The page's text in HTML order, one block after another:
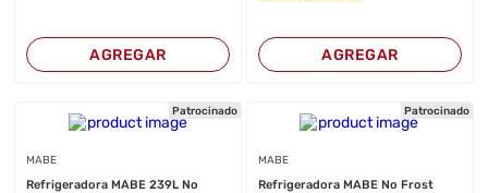
AGREGAR AGREGAR
Patrocinado
MABE
Refrigeradora MABE 239L No
Patrocinado
MABE
Refrigeradora MABE No Frost